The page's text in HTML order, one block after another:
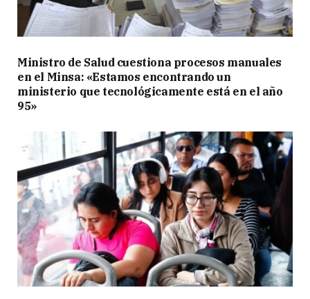
Ministro de Salud cuestiona procesos manuales
en el Minsa: «Estamos encontrando un
ministerio que tecnológicamente está en el año
95»